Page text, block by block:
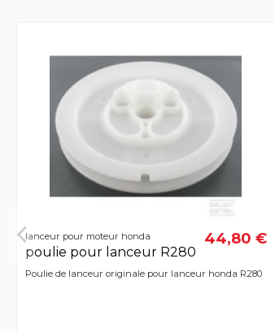
lanceur pour moteur honda
poulie pour lanceur R280
44,80 €
Poulie de lanceur originale pour lanceur honda R280